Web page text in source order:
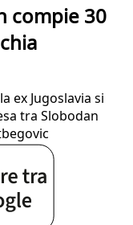
compie 30
ex Jugoslavia si
tra Slobodan